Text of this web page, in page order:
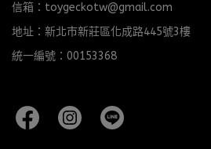
信箱：toygeckotw@gmail.com
地址：新北市新莊區化成路445號3樓
統一編號：00153368